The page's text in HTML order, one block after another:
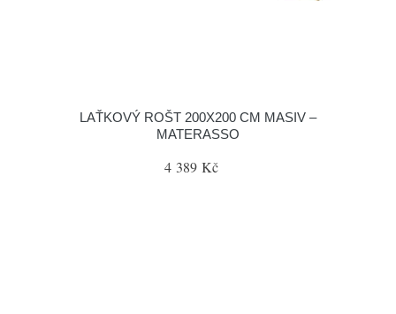
LAŤKOVÝ ROŠT 200X200 CM MASIV –
MATERASSO
4 389 Kč